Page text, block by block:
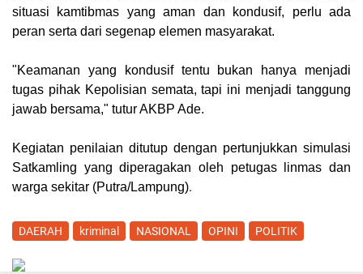
situasi kamtibmas yang aman dan kondusif, perlu ada
peran serta dari segenap elemen masyarakat.
"Keamanan yang kondusif tentu bukan hanya menjadi
tugas pihak Kepolisian semata, tapi ini menjadi tanggung
jawab bersama," tutur AKBP Ade.
Kegiatan penilaian ditutup dengan pertunjukkan simulasi
Satkamling yang diperagakan oleh petugas linmas dan
warga sekitar (Putra/Lampung).
DAERAH kriminal NASIONAL OPINI POLITIK